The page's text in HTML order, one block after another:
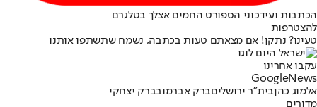
הכתבות ועידכוני הספורט החמים אצלך בטלגרם
להצטרפות
טעינו? נתקן! אם מצאתם טעות בכתבה, נשמח שתשתפו אותנו
עקבו אחרינו
Googl eNews
אלמוג כהןבית"ר ירושליםברק אברמובברק יצחקי
מדורים